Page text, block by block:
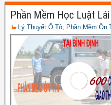
Phần Mềm Học Luật Lái
Lý Thuyết Ô Tô Phần Mềm Ôn